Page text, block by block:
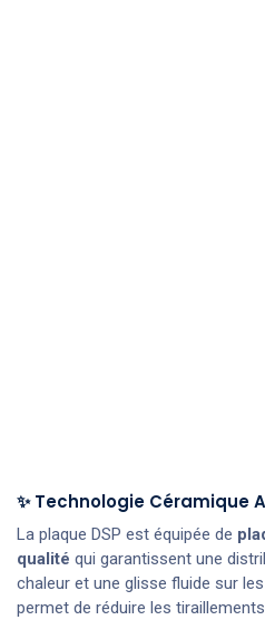
✨ Technologie Céramique
La plaque DSP est équipée de
qualité qui garantissent une
chaleur et une glisse fluide sur
permet de réduire les